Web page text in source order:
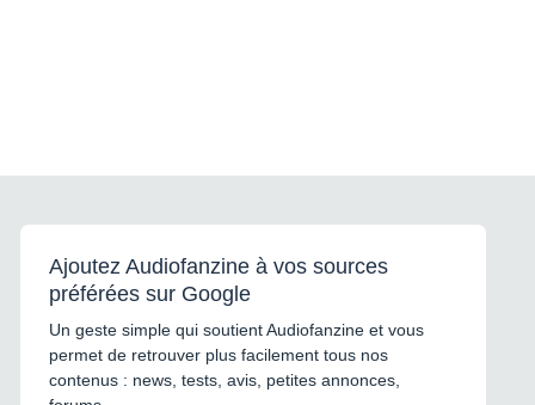
Ajoutez Audiofanzine à vos sources
préférées sur Google
Un geste simple qui soutient Audiofanzine et vous
permet de retrouver plus facilement tous nos
contenus : news, tests, avis, petites annonces,